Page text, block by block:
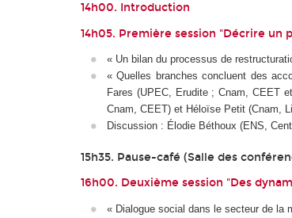
14h00. Introduction
14h05. Première session "Décrire
« Un bilan du processus de
« Quelles branches concluent des
Fares (UPEC, Erudite ; Cnam, CEET
Cnam, CEET) et Héloïse Petit (Cnam,
Discussion : Élodie Béthoux (ENS,
15h35. Pause-café (Salle des
16h00. Deuxième session "Des
« Dialogue social dans le secteur de la